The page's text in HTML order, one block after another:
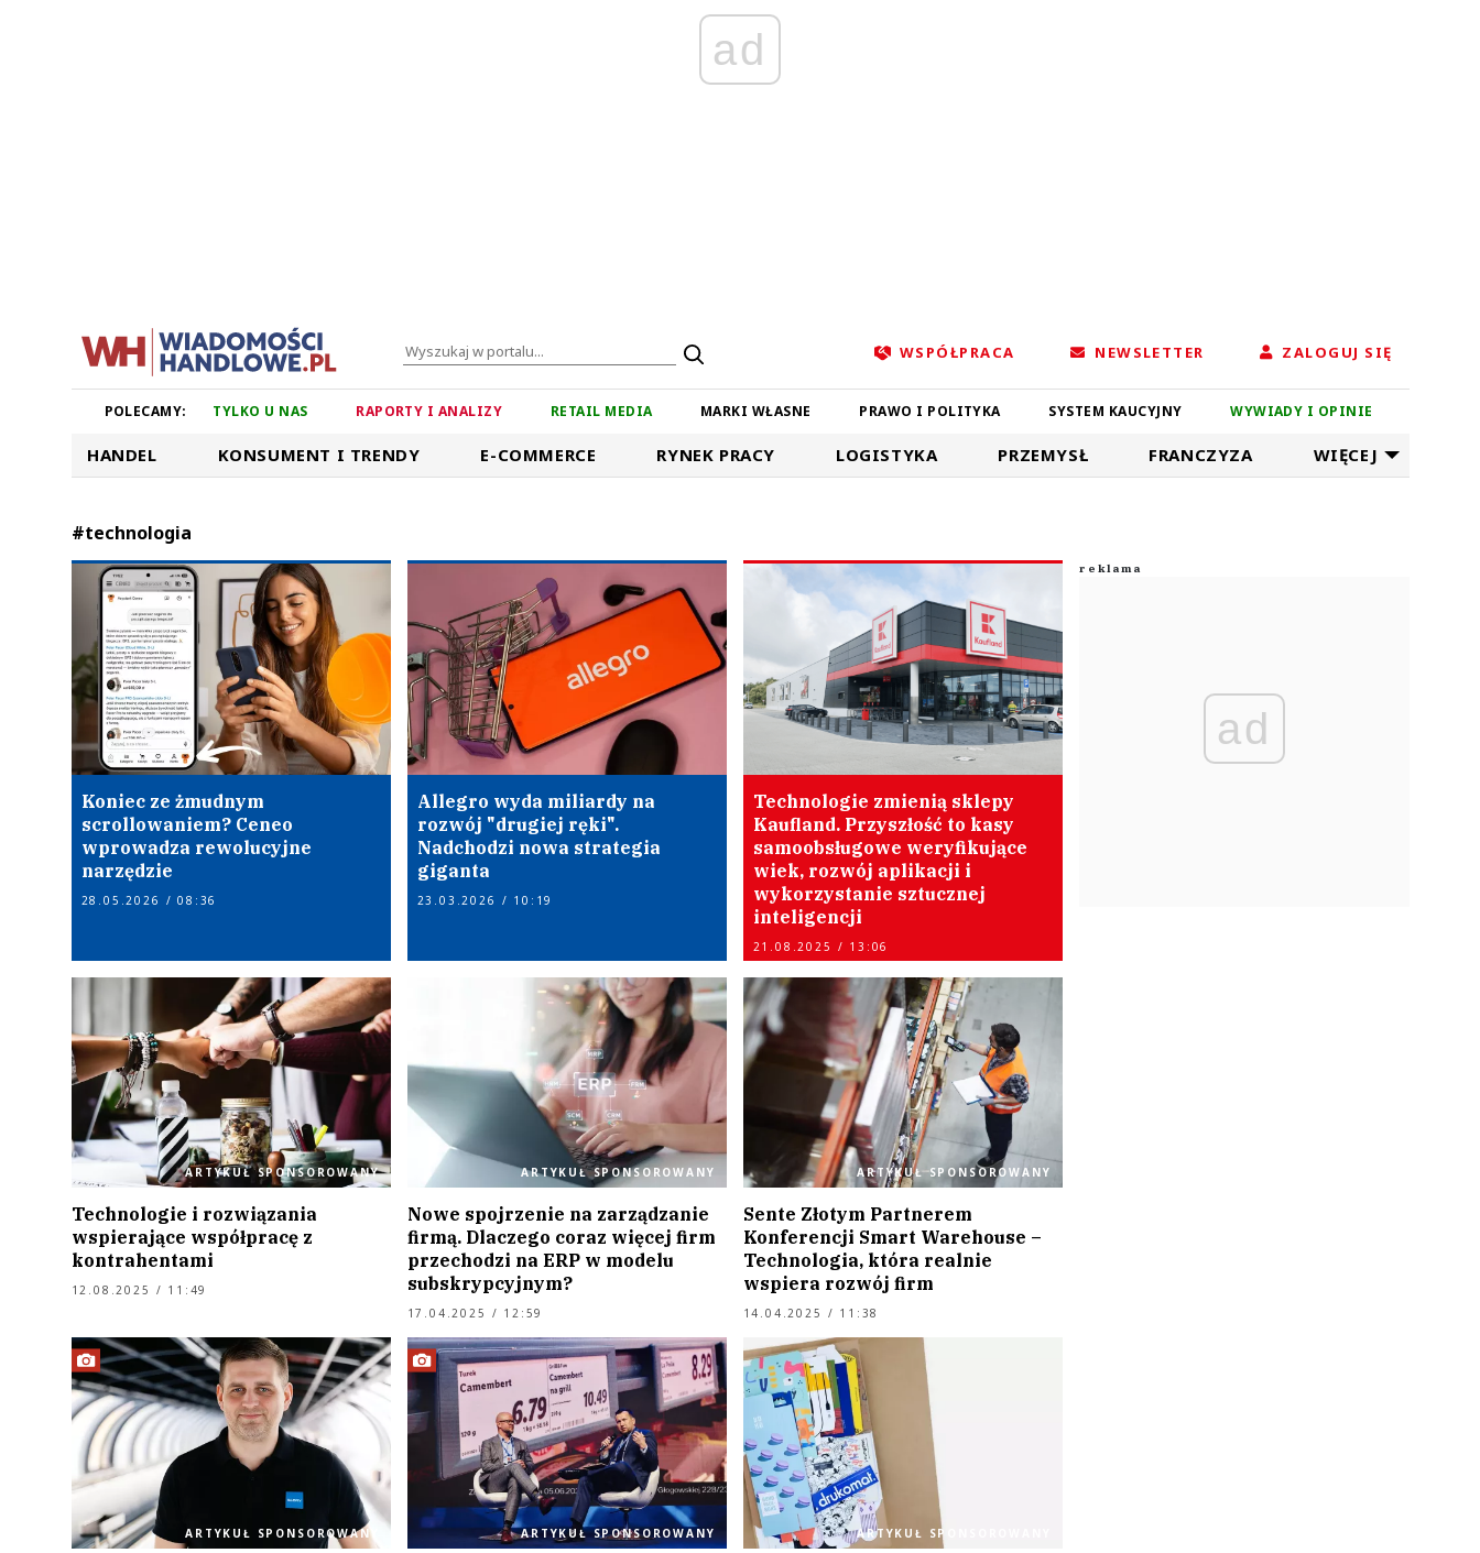
ad
WSPÓŁPRACA NEWSLETTER ZALOGUJ SIĘ
POLECAMY: TYLKO U NAS RAPORTY I ANALIZY RETAIL MEDIA MARKI WŁASNE PRAWO I POLITYKA SYSTEM KAUCYJNY WYWIADY I OPINIE
HANDEL KONSUMENT I TRENDY E-COMMERCE RYNEK PRACY LOGISTYKA PRZEMYSŁ FRANCZYZA WIĘCEJ
#technologia
Koniec ze żmudnym
scrollowaniem? Ceneo
wprowadza rewolucyjne
narzędzie
28.05.2026 / 08:36
Allegro wyda miliardy na
rozwój "drugiej ręki".
Nadchodzi nowa strategia
giganta
23.03.2026 / 10:19
Technologie zmienią sklepy
Kaufland. Przyszłość to kasy
samoobsługowe weryfikujące
wiek, rozwój aplikacji i
wykorzystanie sztucznej
inteligencji
21.08.2025 / 13:06
ARTYKUŁ SPONSOROWANY
Technologie i rozwiązania
wspierające współpracę z
kontrahentami
12.08.2025 / 11:49
ARTYKUŁ SPONSOROWANY
Nowe spojrzenie na zarządzanie
firmą. Dlaczego coraz więcej firm
przechodzi na ERP w modelu
subskrypcyjnym?
17.04.2025 / 12:59
ARTYKUŁ SPONSOROWANY
Sente Złotym Partnerem
Konferencji Smart Warehouse –
Technologia, która realnie
wspiera rozwój firm
14.04.2025 / 11:38
ARTYKUŁ SPONSOROWANY ARTYKUŁ SPONSOROWANY ARTYKUŁ SPONSOROWANY
ad